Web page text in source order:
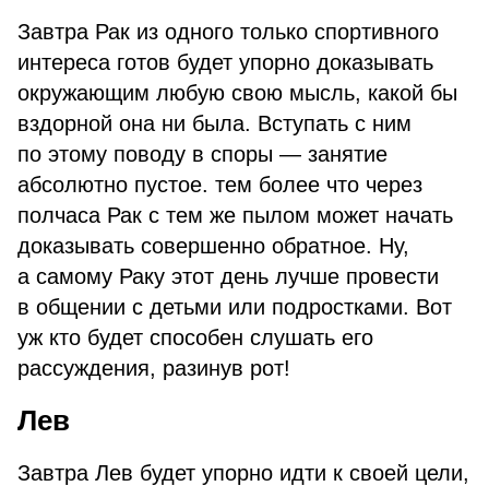
Завтра Рак из одного только спортивного
интереса готов будет упорно доказывать
окружающим любую свою мысль, какой бы
вздорной она ни была. Вступать с ним
по этому поводу в споры — занятие
абсолютно пустое. тем более что через
полчаса Рак с тем же пылом может начать
доказывать совершенно обратное. Ну,
а самому Раку этот день лучше провести
в общении с детьми или подростками. Вот
уж кто будет способен слушать его
рассуждения, разинув рот!
Лев
Завтра Лев будет упорно идти к своей цели,